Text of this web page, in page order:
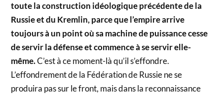
toute la construction idéologique précédente de la
Russie et du Kremlin, parce que l’empire arrive
toujours à un point où sa machine de puissance cesse
de servir la défense et commence à se servir elle-
même.C’est à ce moment-là qu’il s’effondre.
L’effondrement de la Fédération de Russie ne se
produira pas sur le front, mais dans la reconnaissance